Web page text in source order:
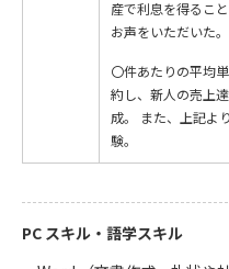
産で利息を得るこ
お声をいただいた。
〇件あたりの平均
約し、新人の売上
成。 また、上記よ
験。
PC スキル・語学スキル